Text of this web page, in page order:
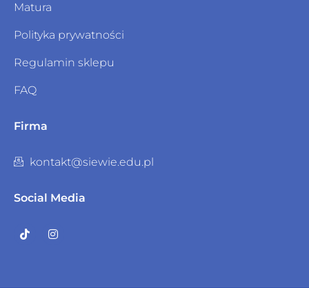
Matura
Polityka prywatności
Regulamin sklepu
FAQ
Firma
kontakt@siewie.edu.pl
Social Media